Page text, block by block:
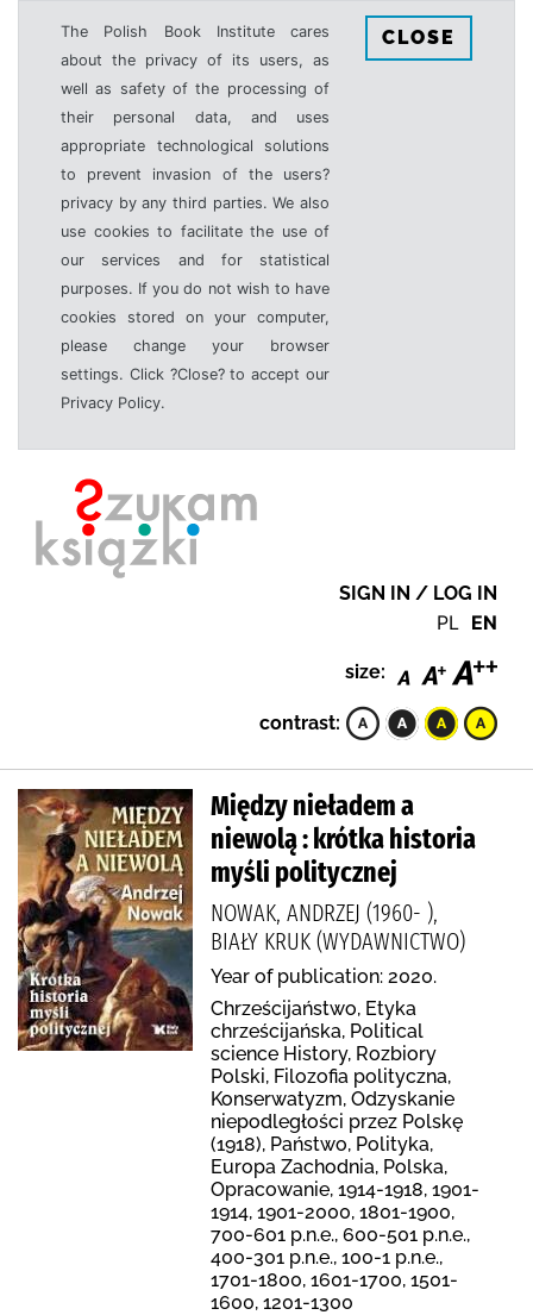
The Polish Book Institute cares
about the privacy of its users, as
well as safety of the processing of
their personal data, and uses
appropriate technological solutions
to prevent invasion of the users?
privacy by any third parties. We also
use cookies to facilitate the use of
our services and for statistical
purposes. If you do not wish to have
cookies stored on your computer,
please change your browser
settings. Click ?Close? to accept our
Privacy Policy.
CLOSE
SIGN IN / LOG IN
PL EN
size:
contrast:
Między nieładem a
niewolą : krótka historia
myśli politycznej
NOWAK, ANDRZEJ (1960- ),
BIAŁY KRUK (WYDAWNICTWO)
Year of publication: 2020.
Chrześcijaństwo, Etyka
chrześcijańska, Political
science History, Rozbiory
Polski, Filozofia polityczna,
Konserwatyzm, Odzyskanie
niepodległości przez Polskę
(1918), Państwo, Polityka,
Europa Zachodnia, Polska,
Opracowanie, 1914-1918, 1901-
1914, 1901-2000, 1801-1900,
700-601 p.n.e., 600-501 p.n.e.,
400-301 p.n.e., 100-1 p.n.e.,
1701-1800, 1601-1700, 1501-
1600, 1201-1300